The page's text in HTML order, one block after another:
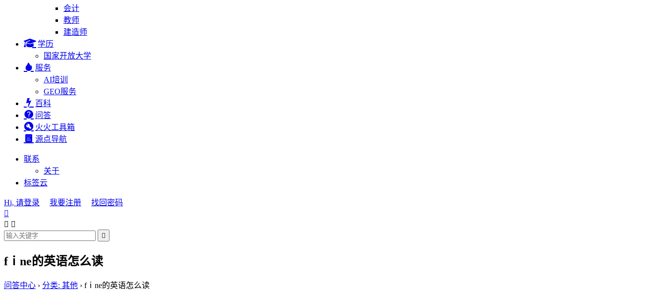
会计
教师
建造师
学历
国家开放大学
服务
AI培训
GEO服务
百科
问答
火火工具箱
源点导航
联系
关于
标签云
Hi, 请登录 我要注册
找回密码

 

fⅰne的英语怎么读
问答中心 › 分类: 其他 › fⅰne的英语怎么读